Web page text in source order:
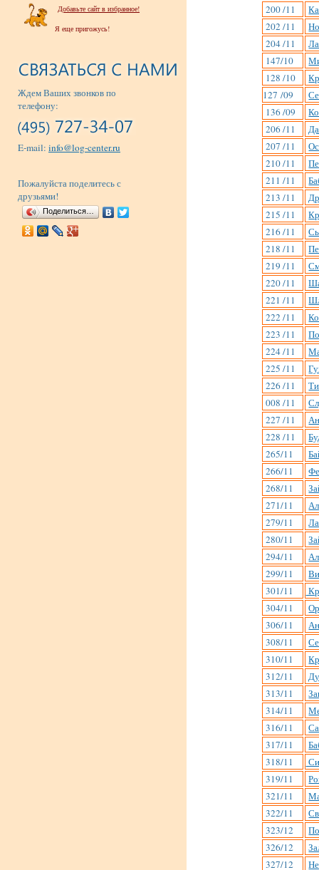
Добавьте сайт в избранное!
Я еще пригожусь!
Ждем Ваших звонков по
телефону:
E-mail: info@log-center.ru
Пожалуйста поделитесь с
друзьями!
Поделиться…
200 /11
202 /11
204 /11
147/10
128 /10
127 /09
136 /09
206 /11
207 /11
210 /11
211 /11
213 /11
215 /11
216 /11
218 /11
219 /11
220 /11
221 /11
222 /11
223 /11
224 /11
225 /11
226 /11
008 /11
227 /11
228 /11
265/11
266/11
268/11
271/11
279/11
280/11
294/11
299/11
301/11
304/11
306/11
308/11
310/11
312/11
313/11
314/11
316/11
317/11
318/11
319/11
321/11
322/11
323/12
326/12
327/12